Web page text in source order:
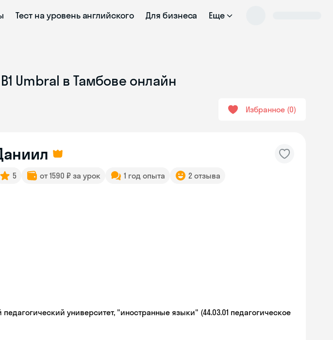
Тест на уровень английского Для бизнеса Еще
Umbral в Тамбове онлайн
Избранное 0
5 от 1590 ₽ за урок 1 год опыта 2 отзыва
университет, "иностранные языки" (44.03.01 педагогическое